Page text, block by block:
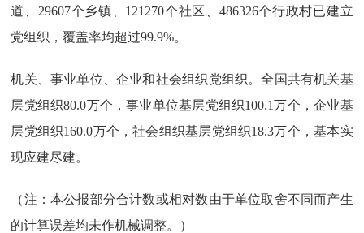
道、29607个乡镇、121270个社区、486326个行政村已建立
党组织，覆盖率均超过99.9%。
机关、事业单位、企业和社会组织党组织。全国共有机关基
层党组织80.0万个，事业单位基层党组织100.1万个，企业基
层党组织160.0万个，社会组织基层党组织18.3万个，基本实
现应建尽建。
（注：本公报部分合计数或相对数由于单位取舍不同而产生
的计算误差均未作机械调整。）